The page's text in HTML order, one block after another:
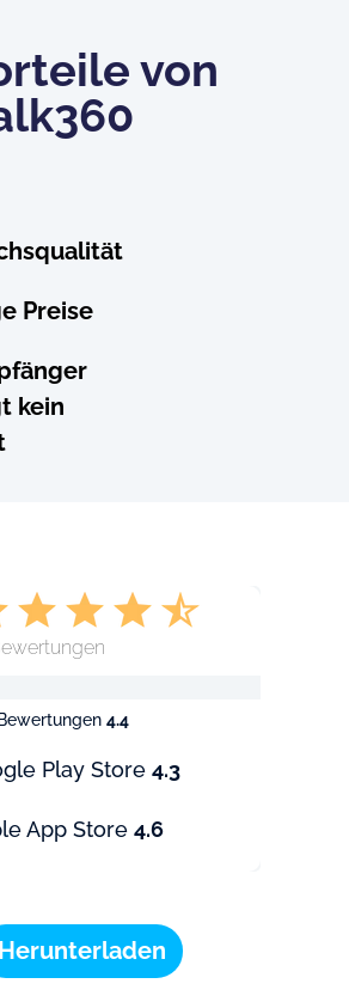
von
Preise
kein
4.4
Play Store 4.3
App Store 4.6
Herunterladen